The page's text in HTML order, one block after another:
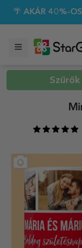
TÖBB MINT
Szűrők